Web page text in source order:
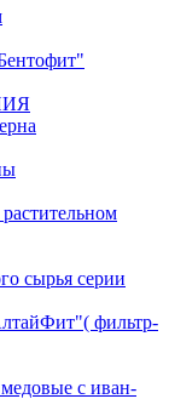
сырья серии
фильтр-
с иван-